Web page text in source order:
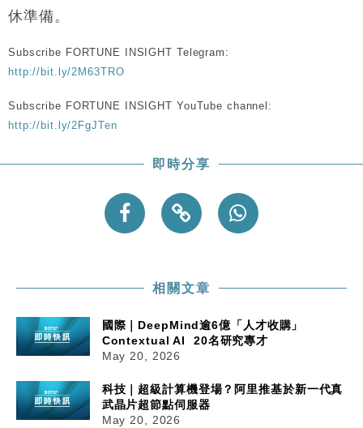
Google晶片
10:57
財經｜美商務部擬擴大金屬關稅範圍 14類產品或加徵
18:15
本地｜新世界K11 9月升級會員制度 增鉑金卡級別鎖
定高消費客群
最強
財經｜滙控重啟最多10億美元回購 派息比率目標維持
財經｜SHEIN傳最快8月中招股 估值料降至400億美
休準備。
Subscribe FORTUNE INSIGHT Telegram:
http://bit.ly/2M63TRO
Subscribe FORTUNE INSIGHT YouTube channel:
http://bit.ly/2FgJTen
即時分享
相關文章
國際｜DeepMind逾6億「人才收購」
Contextual AI 20名研究專才
May 20, 2026
科技｜超級計算機登場？阿里推基於新一代真
武晶片超節點伺服器
May 20, 2026